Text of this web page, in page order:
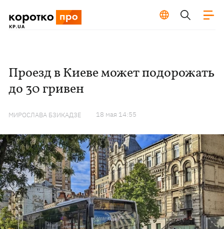
Проезд в Киеве может подорожать
до 30 гривен
МИРОСЛАВА БЗИКАДЗЕ 18 мая 14:55